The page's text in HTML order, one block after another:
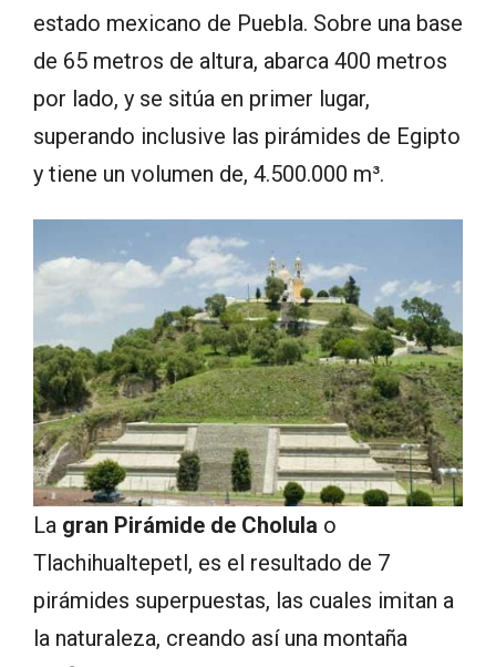
estado mexicano de Puebla. Sobre una base
de 65 metros de altura, abarca 400 metros
por lado, y se sitúa en primer lugar,
superando inclusive las pirámides de Egipto
y tiene un volumen de, 4.500.000 m³.
La gran Pirámide de Cholula o
Tlachihualtepetl, es el resultado de 7
pirámides superpuestas, las cuales imitan a
la naturaleza, creando así una montaña